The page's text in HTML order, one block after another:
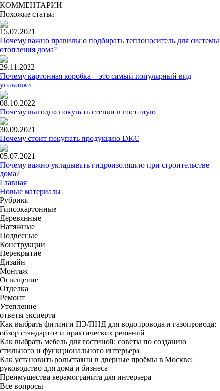
КОММЕНТАРИИ
Похожие статьи
15.07.2021
Почему важно правильно подбирать теплоноситель для системы
отопления дома?
29.11.2022
Почему картонная коробка – это самый популярный вид
упаковки
08.10.2022
Почему выгодно покупать стенки в гостиную
30.09.2021
Почему стоит покупать продукцию DKC
05.07.2021
Почему важно укладывать гидроизоляцию при строительстве
дома?
Главная
Новые материалы
Рубрики
Гипсокартонные
Деревянные
Натяжные
Подвесные
Конструкции
Перекрытие
Дизайн
Монтаж
Освещение
Отделка
Ремонт
Утепление
ответы эксперта
Как выбрать фитинги ПЭ/ПНД для водопровода и газопровода:
обзор стандартов и практических решений
Как выбрать мебель для гостиной: советы по созданию
стильного и функционального интерьера
Как установить рольставни в дверные проёмы в Москве:
руководство для дома и бизнеса
Преимущества керамогранита для интерьера
Все вопросы